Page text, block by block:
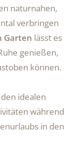
naturnahen,
verbringen
Garten lässt es
genießen,
können.
idealen
während
in den